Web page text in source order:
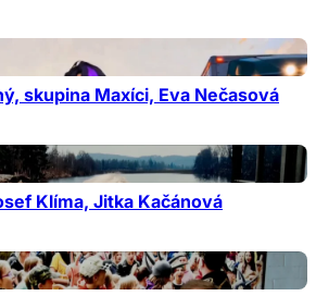
skupina Maxíci, Eva Nečasová
Klíma, Jitka Kačánová